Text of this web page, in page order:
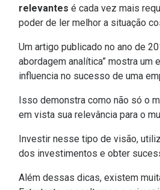
relevantes é cada vez mais
poder de ler melhor a situação
Um artigo publicado no ano de
abordagem analítica” mostra
influencia no sucesso de uma
Isso demonstra como não só o
em vista sua relevância para o
Investir nesse tipo de visão,
dos investimentos e obter
Além dessas dicas, existem